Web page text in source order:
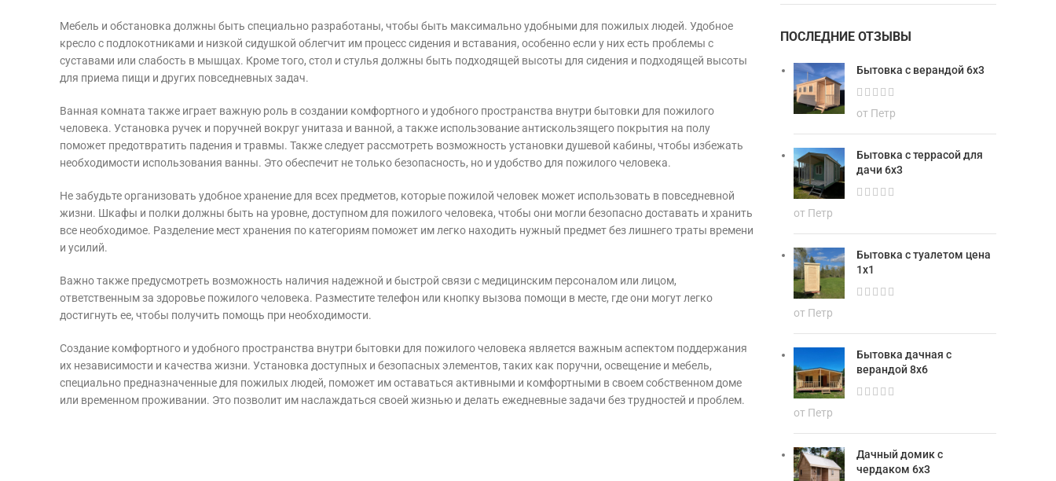
Мебель и обстановка должны быть специально разработаны, чтобы быть максимально удобными для пожилых людей. Удобное
кресло с подлокотниками и низкой сидушкой облегчит им процесс сидения и вставания, особенно если у них есть проблемы с
суставами или слабость в мышцах. Кроме того, стол и стулья должны быть подходящей высоты для сидения и подходящей высоты
для приема пищи и других повседневных задач.
Ванная комната также играет важную роль в создании комфортного и удобного пространства внутри бытовки для пожилого
человека. Установка ручек и поручней вокруг унитаза и ванной, а также использование антискользящего покрытия на полу
поможет предотвратить падения и травмы. Также следует рассмотреть возможность установки душевой кабины, чтобы избежать
необходимости использования ванны. Это обеспечит не только безопасность, но и удобство для пожилого человека.
Не забудьте организовать удобное хранение для всех предметов, которые пожилой человек может использовать в повседневной
жизни. Шкафы и полки должны быть на уровне, доступном для пожилого человека, чтобы они могли безопасно доставать и хранить
все необходимое. Разделение мест хранения по категориям поможет им легко находить нужный предмет без лишнего траты времени
и усилий.
Важно также предусмотреть возможность наличия надежной и быстрой связи с медицинским персоналом или лицом,
ответственным за здоровье пожилого человека. Разместите телефон или кнопку вызова помощи в месте, где они могут легко
достигнуть ее, чтобы получить помощь при необходимости.
Создание комфортного и удобного пространства внутри бытовки для пожилого человека является важным аспектом поддержания
их независимости и качества жизни. Установка доступных и безопасных элементов, таких как поручни, освещение и мебель,
специально предназначенные для пожилых людей, поможет им оставаться активными и комфортными в своем собственном доме
или временном проживании. Это позволит им наслаждаться своей жизнью и делать ежедневные задачи без трудностей и проблем.
ПОСЛЕДНИЕ ОТЗЫВЫ
Бытовка с верандой 6х3
от Петр
Бытовка с террасой для
дачи 6х3
от Петр
Бытовка с туалетом цена
1х1
от Петр
Бытовка дачная с
верандой 8х6
от Петр
Дачный домик с
чердаком 6х3